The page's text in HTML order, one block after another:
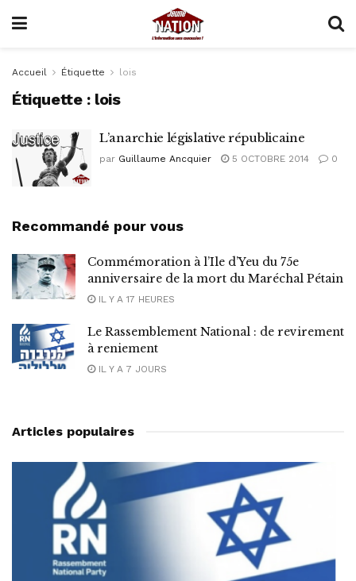
Accueil Étiquette lois
Étiquette : lois
L’anarchie législative républicaine
par Guillaume Ancquier 5 OCTOBRE 2014 0
Recommandé pour vous
Commémoration à l’Ile d’Yeu du 75e
anniversaire de la mort du Maréchal Pétain
IL Y A 17 HEURES
Le Rassemblement National : de revirement
à reniement
IL Y A 7 JOURS
Articles populaires